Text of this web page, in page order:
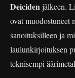
Deicidenjälkeen.
ovat muodostuneet
sanoituksilleen ja
laulunkirjoituksen
teknisempi